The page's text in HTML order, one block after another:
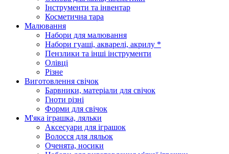
Інструменти та інвентар
Косметична тара
Малювання
Набори для малювання
Набори гуаші, акварелі, акрилу *
Пензлики та інші інструменти
Олівці
Різне
Виготовлення свічок
Барвники, матеріали для свічок
Гноти різні
Форми для свічок
М'яка іграшка, ляльки
Аксесуари для іграшок
Волосся для ляльок
Оченята, носики